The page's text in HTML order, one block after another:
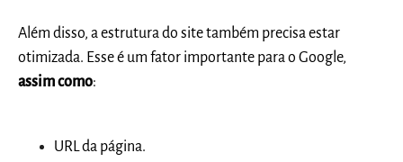
Além disso, a estrutura do site também precisa estar
otimizada. Esse é um fator importante para o Google,
assim como:
URL da página.